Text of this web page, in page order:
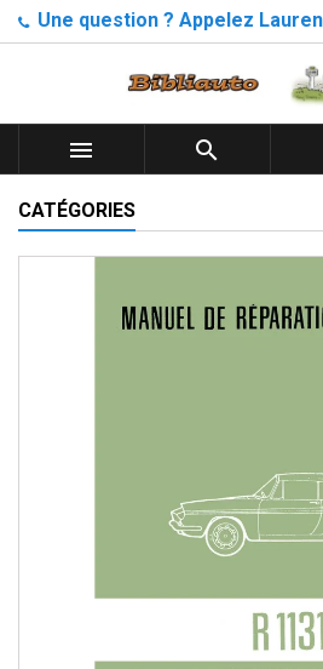
Une question ? Appelez
 
CATÉGORIES